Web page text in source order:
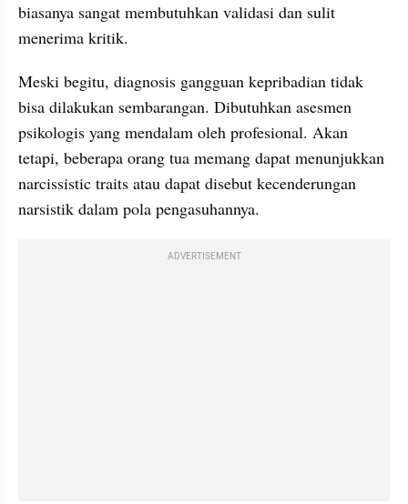
biasanya sangat membutuhkan validasi dan sulit
menerima kritik.
Meski begitu, diagnosis gangguan kepribadian tidak
bisa dilakukan sembarangan. Dibutuhkan asesmen
psikologis yang mendalam oleh profesional. Akan
tetapi, beberapa orang tua memang dapat menunjukkan
narcissistic traits atau dapat disebut kecenderungan
narsistik dalam pola pengasuhannya.
ADVERTISEMENT